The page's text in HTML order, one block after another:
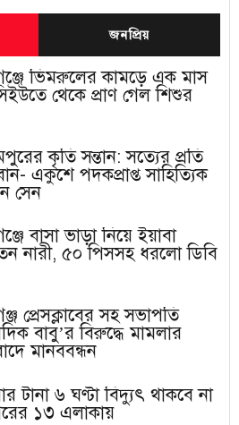
জনপ্রিয়
ভিমরুলের কামড়ে এক মাস
থেকে প্রাণ গেল শিশুর
কৃতি সন্তান: সত্যের প্রতি
একুশে পদকপ্রাপ্ত সাহিত্যিক
সেন
বাসা ভাড়া নিয়ে ইয়াবা
নারী, ৫০ পিসসহ ধরলো ডিবি
প্রেসক্লাবের সহ সভাপতি
বাবু’র বিরুদ্ধে মামলার
মানববন্ধন
টানা ৬ ঘণ্টা বিদ্যুৎ থাকবে না
১৩ এলাকায়